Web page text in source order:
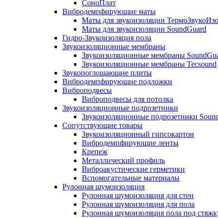
СоноПлат
Вибродемпфирующие маты
Маты для звукоизоляции
Маты для звукоизоляции SoundGuard
Гидро-Звукоизоляция пола
Звукоизоляционные мембраны
Звукоизоляционные мембраны
Звукоизоляционные мембраны Tecsound
Звукопоглощающие плиты
Вибродемпфирующие подложки
Виброподвесы
Виброподвесы для потолка
Звукоизоляционные подрозетники
Звукоизоляционные подрозетники
Сопутствующие товары
Звукоизоляционный гипсокартон
Вибродемпфирующие ленты
Крепеж
Металлический профиль
Виброакустические герметики
Вспомогательные материалы
Рулонная шумоизоляция
Рулонная шумоизоляция для стен
Рулонная шумоизоляция для пола
Рулонная шумоизоляция пола под